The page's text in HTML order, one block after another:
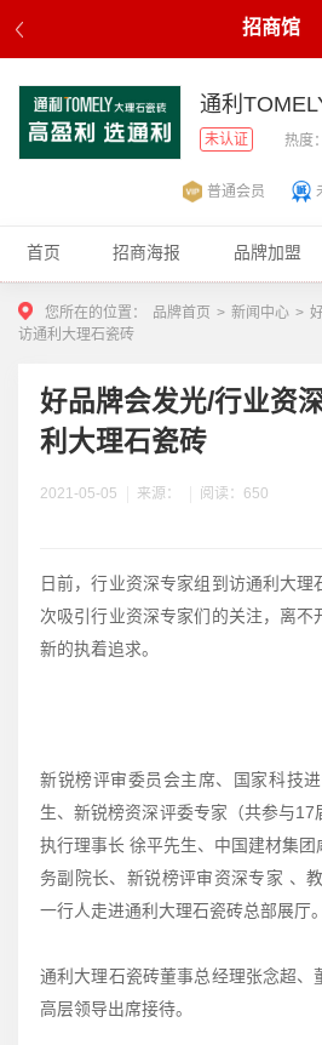
招商馆
通利
未认证 热度：
普通会员
首页 招商海报 品牌加盟
您所在的位置： 品牌首页 > 新闻中心 >
访通利大理石瓷砖
好品牌会发光/行业资
利大理石瓷砖
2021-05-05 来源：
阅读：650
日前，行业资深专家组到访通利大
次吸引行业资深专家们的关注，离不
新的执着追求。
新锐榜评审委员会主席、国家科技
生、新锐榜资深评委专家（共参与17
执行理事长 徐平先生、中国建材集
务副院长、新锐榜评审资深专家 、
一行人走进通利大理石瓷砖总部展厅。
通利大理石瓷砖董事总经理张念超、
高层领导出席接待。